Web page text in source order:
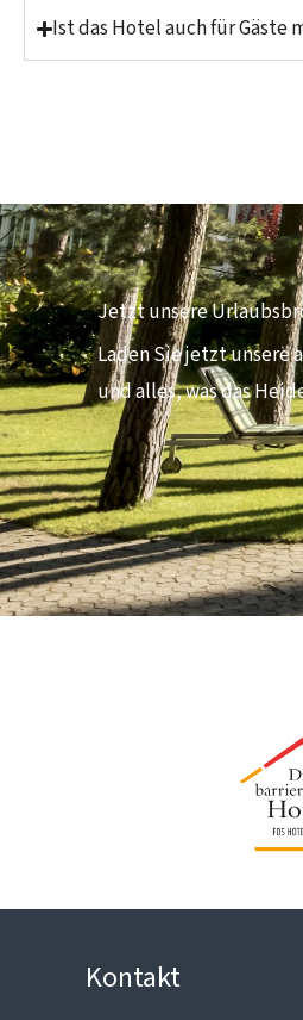
Ist das Hotel auch für
Jetzt unsere
Laden Sie jetzt unsere
und alles, was das
Kontakt